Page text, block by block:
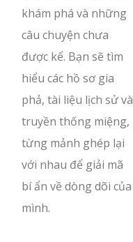
khám phá và những
câu chuyện chưa
được kể. Bạn sẽ tìm
hiểu các hồ sơ gia
phả, tài liệu lịch sử và
truyền thống miệng,
từng mảnh ghép lại
với nhau để giải mã
bí ẩn về dòng dõi của
mình.